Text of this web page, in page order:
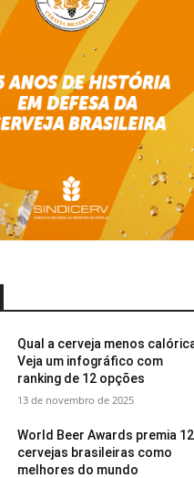
Qual a cerveja menos
Veja um infográfico com
ranking de 12 opções
13 de novembro de 2025
World Beer Awards premia 12
cervejas brasileiras como
melhores do mundo